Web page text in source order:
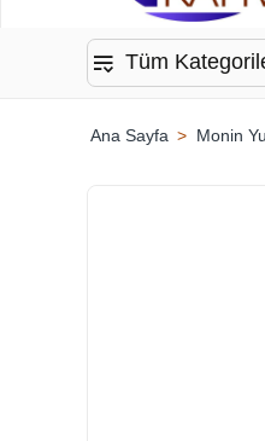
Tüm
Monin